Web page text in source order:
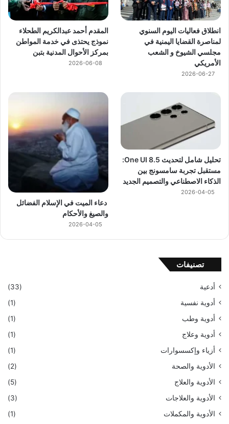
انطلاق فعاليات اليوم السنوي
لمناصرة القضايا اليمنية في
مجلسي الشيوخ و الشعب
الأمريكي
2026-06-27
المقدم أحمد عبدالكريم الطحلاء
نموذج يحتذى في خدمة المواطن
بمركز الأحوال المدنية بتبن
2026-06-08
تحليل شامل لتحديث One UI 8.5:
مستقبل تجربة سامسونج بين
الذكاء الاصطناعي والتصميم الجديد
2026-04-05
دعاء الميت في الإسلام الفضائل
والصيغ والأحكام
2026-04-05
تصنيفات
أدعية
(33)
أدوية نفسية
(1)
أدوية وطب
(1)
أدوية وعلاج
(1)
أزياء وإكسسوارات
(1)
الأدوية والصحة
(2)
الأدوية والعلاج
(5)
الأدوية والعلاجات
(3)
الأدوية والمكملات
(1)